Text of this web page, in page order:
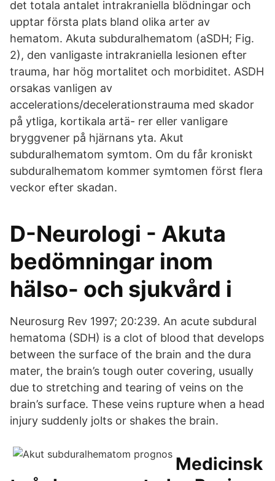
det totala antalet intrakraniella blödningar och
upptar första plats bland olika arter av
hematom. Akuta subduralhematom (aSDH; Fig.
2), den vanligaste intrakraniella lesionen efter
trauma, har hög mortalitet och morbiditet. ASDH
orsakas vanligen av
accelerations/decelerationstrauma med skador
på ytliga, kortikala artä- rer eller vanligare
bryggvener på hjärnans yta. Akut
subduralhematom symtom. Om du får kroniskt
subduralhematom kommer symtomen först flera
veckor efter skadan.
D-Neurologi - Akuta
bedömningar inom
hälso- och sjukvård i
Neurosurg Rev 1997; 20:239. An acute subdural
hematoma (SDH) is a clot of blood that develops
between the surface of the brain and the dura
mater, the brain’s tough outer covering, usually
due to stretching and tearing of veins on the
brain’s surface. These veins rupture when a head
injury suddenly jolts or shakes the brain.
Medicinsk